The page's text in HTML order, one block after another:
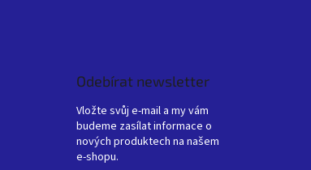
Odebírat newsletter
Vložte svůj e-mail a my vám
budeme zasílat informace o
nových produktech na našem
e-shopu.